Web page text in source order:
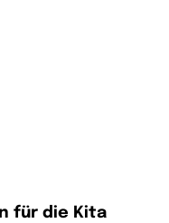
für die Kita